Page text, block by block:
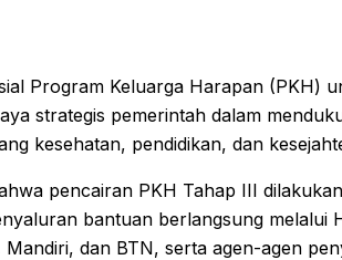
Program Keluarga Harapan (PKH)
strategis pemerintah dalam
kesehatan, pendidikan, dan
pencairan PKH Tahap III
bantuan berlangsung melalui
dan BTN, serta agen-agen